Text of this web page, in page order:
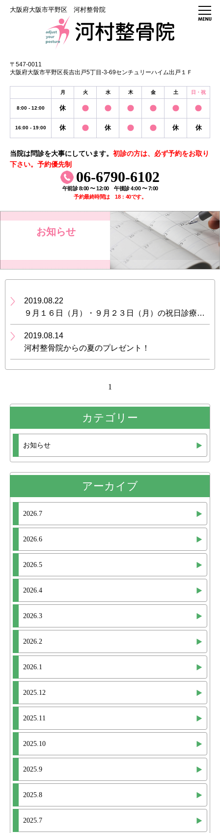
大阪府大阪市平野区 河村整骨院
〒547-0011
大阪府大阪市平野区長吉出戸5丁目-3-69センチュリーハイム出戸１Ｆ
月 火 水 木 金 土 日・祝
8:00 - 12:00 休
16:00 - 19:00 休 休 休 休
当院は問診を大事にしています。 初診の方は、必ず予約をお取り
下さい。予約優先制
06-6790-6102
午前診 8:00 〜 12:00 午後診 4:00 〜 7:00
予約最終時間は 18：40です。
お知らせ
2019.08.22
９月１６日（月）・９月２３日（月）の祝日診療します。
2019.08.14
河村整骨院からの夏のプレゼント！
1
カテゴリー
お知らせ
アーカイブ
2026.7
2026.6
2026.5
2026.4
2026.3
2026.2
2026.1
2025.12
2025.11
2025.10
2025.9
2025.8
2025.7